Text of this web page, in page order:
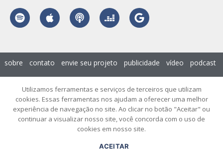
© 2026 ArqSC – Portal de Arquitetura, Interiores, Design e Arte de
Santa Catarina – Todos os Direitos Reservados.
sobre contato envie seu projeto publicidade vídeo podcast
Utilizamos ferramentas e serviços de terceiros que utilizam
cookies. Essas ferramentas nos ajudam a oferecer uma melhor
experiência de navegação no site. Ao clicar no botão "Aceitar" ou
continuar a visualizar nosso site, você concorda com o uso de
cookies em nosso site.
ACEITAR